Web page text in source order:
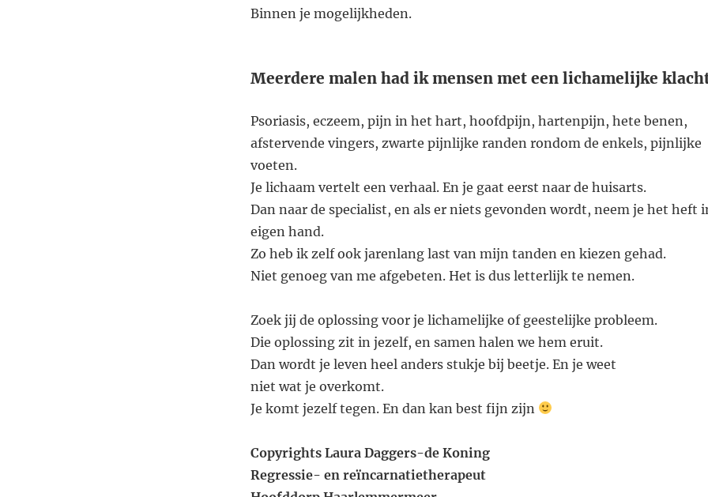
Binnen je mogelijkheden.
Meerdere malen had ik mensen met een lichamelijke
Psoriasis, eczeem, pijn in het hart, hoofdpijn, hartenpijn, hete benen,
afstervende vingers, zwarte pijnlijke randen rondom de enkels, pijnlijke
voeten.
Je lichaam vertelt een verhaal. En je gaat eerst naar de huisarts.
Dan naar de specialist, en als er niets gevonden wordt, neem je het heft
eigen hand.
Zo heb ik zelf ook jarenlang last van mijn tanden en kiezen gehad.
Niet genoeg van me afgebeten. Het is dus letterlijk te nemen.
Zoek jij de oplossing voor je lichamelijke of geestelijke probleem.
Die oplossing zit in jezelf, en samen halen we hem eruit.
Dan wordt je leven heel anders stukje bij beetje. En je weet
niet wat je overkomt.
Je komt jezelf tegen. En dan kan best fijn zijn
Copyrights Laura Daggers-de Koning
Regressie- en reïncarnatietherapeut